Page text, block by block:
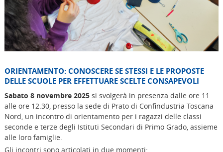
ORIENTAMENTO: CONOSCERE SE STESSI E LE PROPOSTE
DELLE SCUOLE PER EFFETTUARE SCELTE CONSAPEVOLI
Sabato 8 novembre 2025si svolgerà in presenza dalle ore 11
alle ore 12.30, presso la sede di Prato di Confindustria Toscana
Nord, un incontro di orientamento per i ragazzi delle classi
seconde e terze degli Istituti Secondari di Primo Grado, assieme
alle loro famiglie.
Gli incontri sono articolati in due momenti: